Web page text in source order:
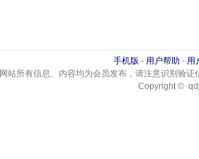
手机版 - 用户帮助 - 用
站所有信息、内容均为会员发布，请注意识别验
Copyright ©